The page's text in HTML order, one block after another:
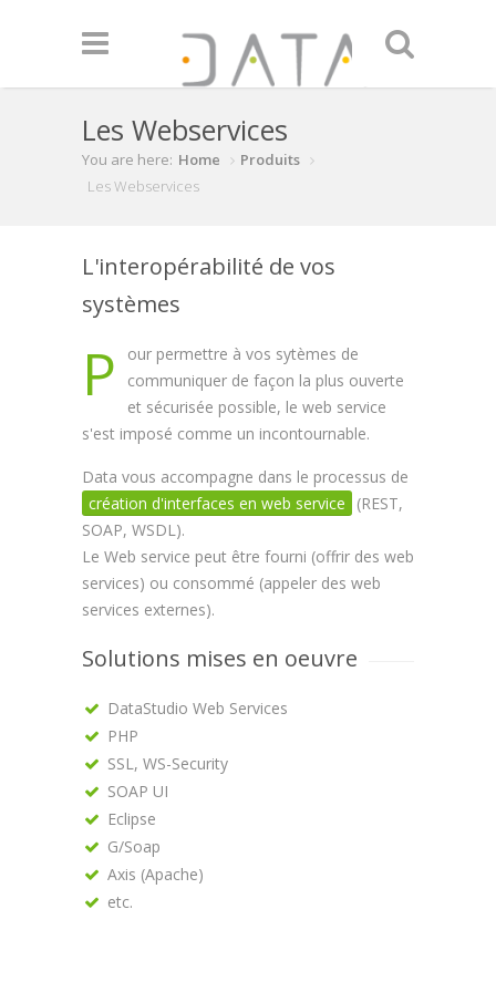
Les Webservices
You are here: Home
Produits
Les Webservices
L'interopérabilité de vos
systèmes
P
our permettre à vos sytèmes de
communiquer de façon la plus ouverte
et sécurisée possible, le web service
s'est imposé comme un incontournable.
Data vous accompagne dans le processus de
création d'interfaces en web service
(REST,
SOAP, WSDL).
Le Web service peut être fourni (offrir des web
services) ou consommé (appeler des web
services externes).
Solutions mises en oeuvre
DataStudio Web Services
PHP
SSL, WS-Security
SOAP UI
Eclipse
G/Soap
Axis (Apache)
etc.